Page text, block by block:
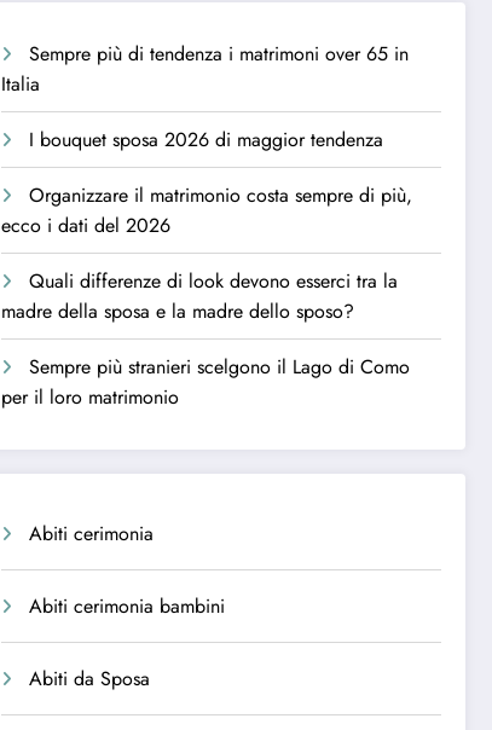
Sempre più di tendenza i matrimoni over 65 in
Italia
I bouquet sposa 2026 di maggior tendenza
Organizzare il matrimonio costa sempre di più,
ecco i dati del 2026
Quali differenze di look devono esserci tra la
madre della sposa e la madre dello sposo?
Sempre più stranieri scelgono il Lago di Como
per il loro matrimonio
Abiti cerimonia
Abiti cerimonia bambini
Abiti da Sposa